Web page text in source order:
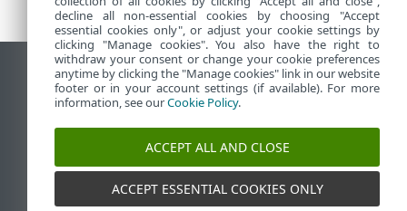
데스크톱 사이트 보기
End of Life
ESET 지식 베이스
ESET Status Portal
국가별 지원
decline all non-essential cookies by choosing "Accept
essential cookies only", or adjust your cookie settings by
clicking "Manage cookies". You also have the right to
withdraw your consent or change your cookie preferences
anytime by clicking the "Manage cookies" link in our website
footer or in your account settings (if available). For more
information, see ourCookie Policy.
ACCEPT ALL AND CLOSE
ACCEPT ESSENTIAL COOKIES ONLY